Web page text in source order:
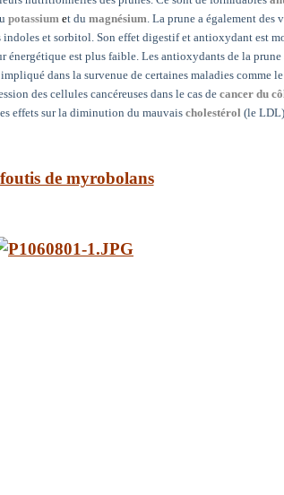
potassium et du magnésium . La prune a également des
indoles et sorbitol. Son effet digestif et antioxydant est
énergétique est plus faible. Les antioxydants de la
dans la survenue de certaines maladies comme le
des cellules cancéreuses dans le cas de cancer du
effets sur la diminution du mauvais cholestérol (le LDL).
de myrobolans